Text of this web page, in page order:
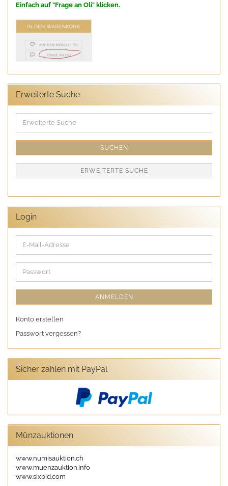
Einfach auf "Frage an Oli" klicken.
Erweiterte Suche
Suche
SUCHEN
ERWEITERTE SUCHE
Login
E-
Mail-
Adresse
Passwort
ANMELDEN
Konto erstellen
Passwort vergessen?
Sicher zahlen mit PayPal
Münzauktionen
www.numisauktion.ch
www.muenzauktion.info
www.sixbid.com